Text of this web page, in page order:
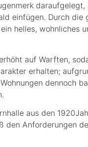
daraufgelegt,
einfügen. Durch die
helles, wohnliches
auf Warften,
erhalten;
dennoch
aus den
den Anforderungen